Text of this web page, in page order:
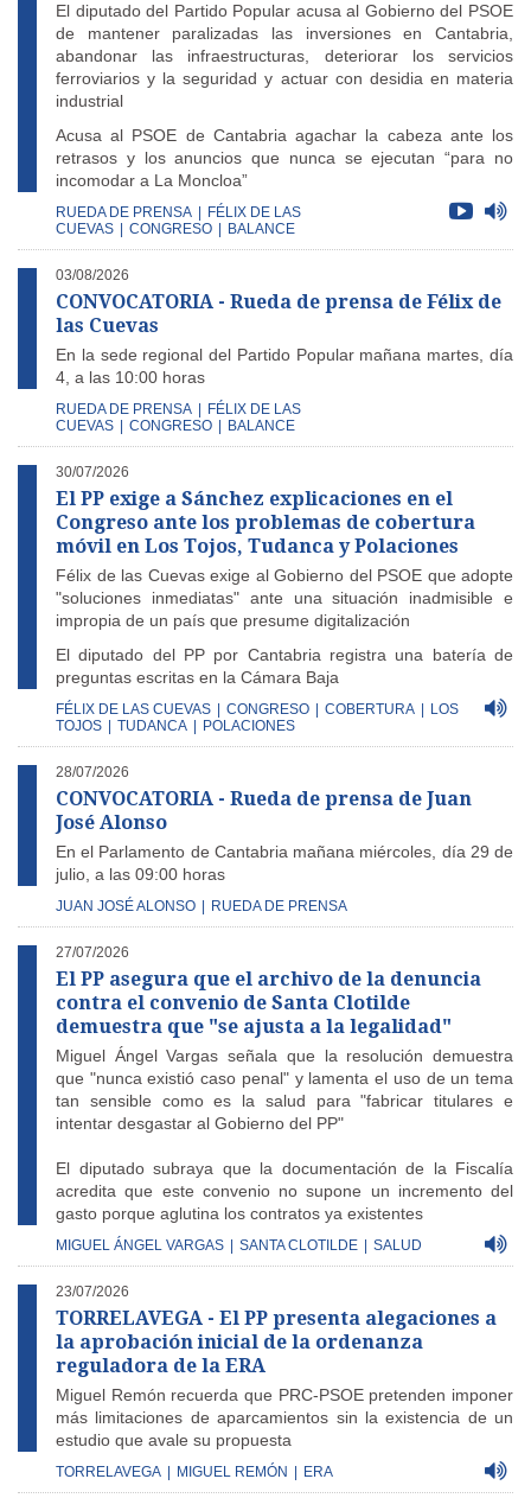
El diputado del Partido Popular acusa al Gobierno del PSOE
de mantener paralizadas las inversiones en Cantabria,
abandonar las infraestructuras, deteriorar los servicios
ferroviarios y la seguridad y actuar con desidia en materia
industrial
Acusa al PSOE de Cantabria agachar la cabeza ante los
retrasos y los anuncios que nunca se ejecutan “para no
incomodar a La Moncloa”
RUEDA DE PRENSA
FÉLIX DE LAS
CUEVAS
CONGRESO BALANCE
03/08/2026
CONVOCATORIA - Rueda de prensa de Félix de
las Cuevas
En la sede regional del Partido Popular mañana martes, día
4, a las 10:00 horas
RUEDA DE PRENSA
FÉLIX DE LAS
CUEVAS
CONGRESO BALANCE
30/07/2026
El PP exige a Sánchez explicaciones en el
Congreso ante los problemas de cobertura
móvil en Los Tojos, Tudanca y Polaciones
Félix de las Cuevas exige al Gobierno del PSOE que adopte
"soluciones inmediatas" ante una situación inadmisible e
impropia de un país que presume digitalización
El diputado del PP por Cantabria registra una batería de
preguntas escritas en la Cámara Baja
FÉLIX DE LAS CUEVAS CONGRESO COBERTURA
LOS
TOJOS
TUDANCA POLACIONES
28/07/2026
CONVOCATORIA - Rueda de prensa de Juan
José Alonso
En el Parlamento de Cantabria mañana miércoles, día 29 de
julio, a las 09:00 horas
JUAN JOSÉ ALONSO RUEDA DE PRENSA
27/07/2026
El PP asegura que el archivo de la denuncia
contra el convenio de Santa Clotilde
demuestra que "se ajusta a la legalidad"
Miguel Ángel Vargas señala que la resolución demuestra
que "nunca existió caso penal" y lamenta el uso de un tema
tan sensible como es la salud para "fabricar titulares e
intentar desgastar al Gobierno del PP"
El diputado subraya que la documentación de la Fiscalía
acredita que este convenio no supone un incremento del
gasto porque aglutina los contratos ya existentes
MIGUEL ÁNGEL VARGAS SANTA CLOTILDE SALUD
23/07/2026
TORRELAVEGA - El PP presenta alegaciones a
la aprobación inicial de la ordenanza
reguladora de la ERA
Miguel Remón recuerda que PRC-PSOE pretenden imponer
más limitaciones de aparcamientos sin la existencia de un
estudio que avale su propuesta
TORRELAVEGA MIGUEL REMÓN ERA